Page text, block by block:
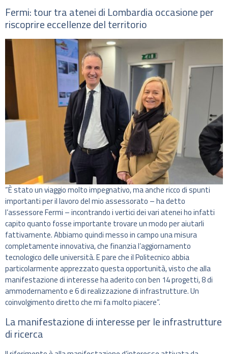
Fermi: tour tra atenei di Lombardia occasione per
riscoprire eccellenze del territorio
“È stato un viaggio molto impegnativo, ma anche ricco di spunti
importanti per il lavoro del mio assessorato – ha detto
l’assessore Fermi – incontrando i vertici dei vari atenei ho infatti
capito quanto fosse importante trovare un modo per aiutarli
fattivamente. Abbiamo quindi messo in campo una misura
completamente innovativa, che finanzia l’aggiornamento
tecnologico delle università. E pare che il Politecnico abbia
particolarmente apprezzato questa opportunità, visto che alla
manifestazione di interesse ha aderito con ben 14 progetti, 8 di
ammodernamento e 6 di realizzazione di infrastrutture. Un
coinvolgimento diretto che mi fa molto piacere”.
La manifestazione di interesse per le infrastrutture
di ricerca